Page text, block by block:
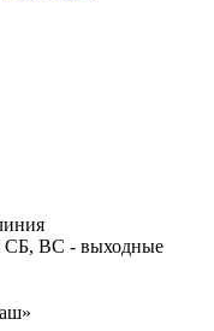
ВС - выходные